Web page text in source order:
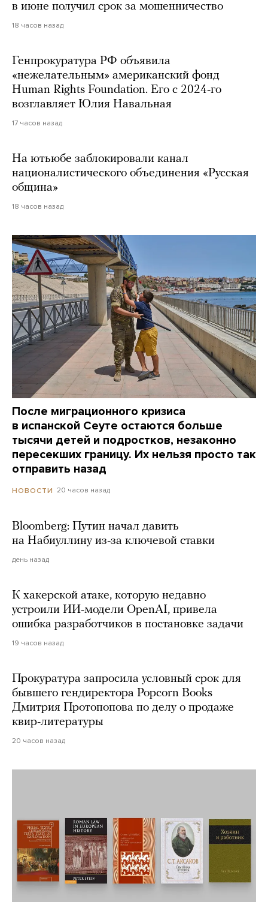
в июне получил срок за мошенничество
18 часов назад
Генпрокуратура РФ объявила
«нежелательным» американский фонд
Human Rights Foundation. Его с 2024-го
возглавляет Юлия Навальная
17 часов назад
На ютьюбе заблокировали канал
националистического объединения «Русская
община»
18 часов назад
После миграционного кризиса
в испанской Сеуте остаются больше
тысячи детей и подростков, незаконно
пересекших границу. Их нельзя просто так
отправить назад
НОВОСТИ 20 часов назад
Bloomberg: Путин начал давить
на Набиуллину из-за ключевой ставки
день назад
К хакерской атаке, которую недавно
устроили ИИ-модели OpenAI, привела
ошибка разработчиков в постановке задачи
19 часов назад
Прокуратура запросила условный срок для
бывшего гендиректора Popcorn Books
Дмитрия Протопопова по делу о продаже
квир-литературы
20 часов назад